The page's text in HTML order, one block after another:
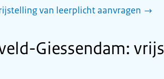
van leerplicht aanvragen
Giessendam: